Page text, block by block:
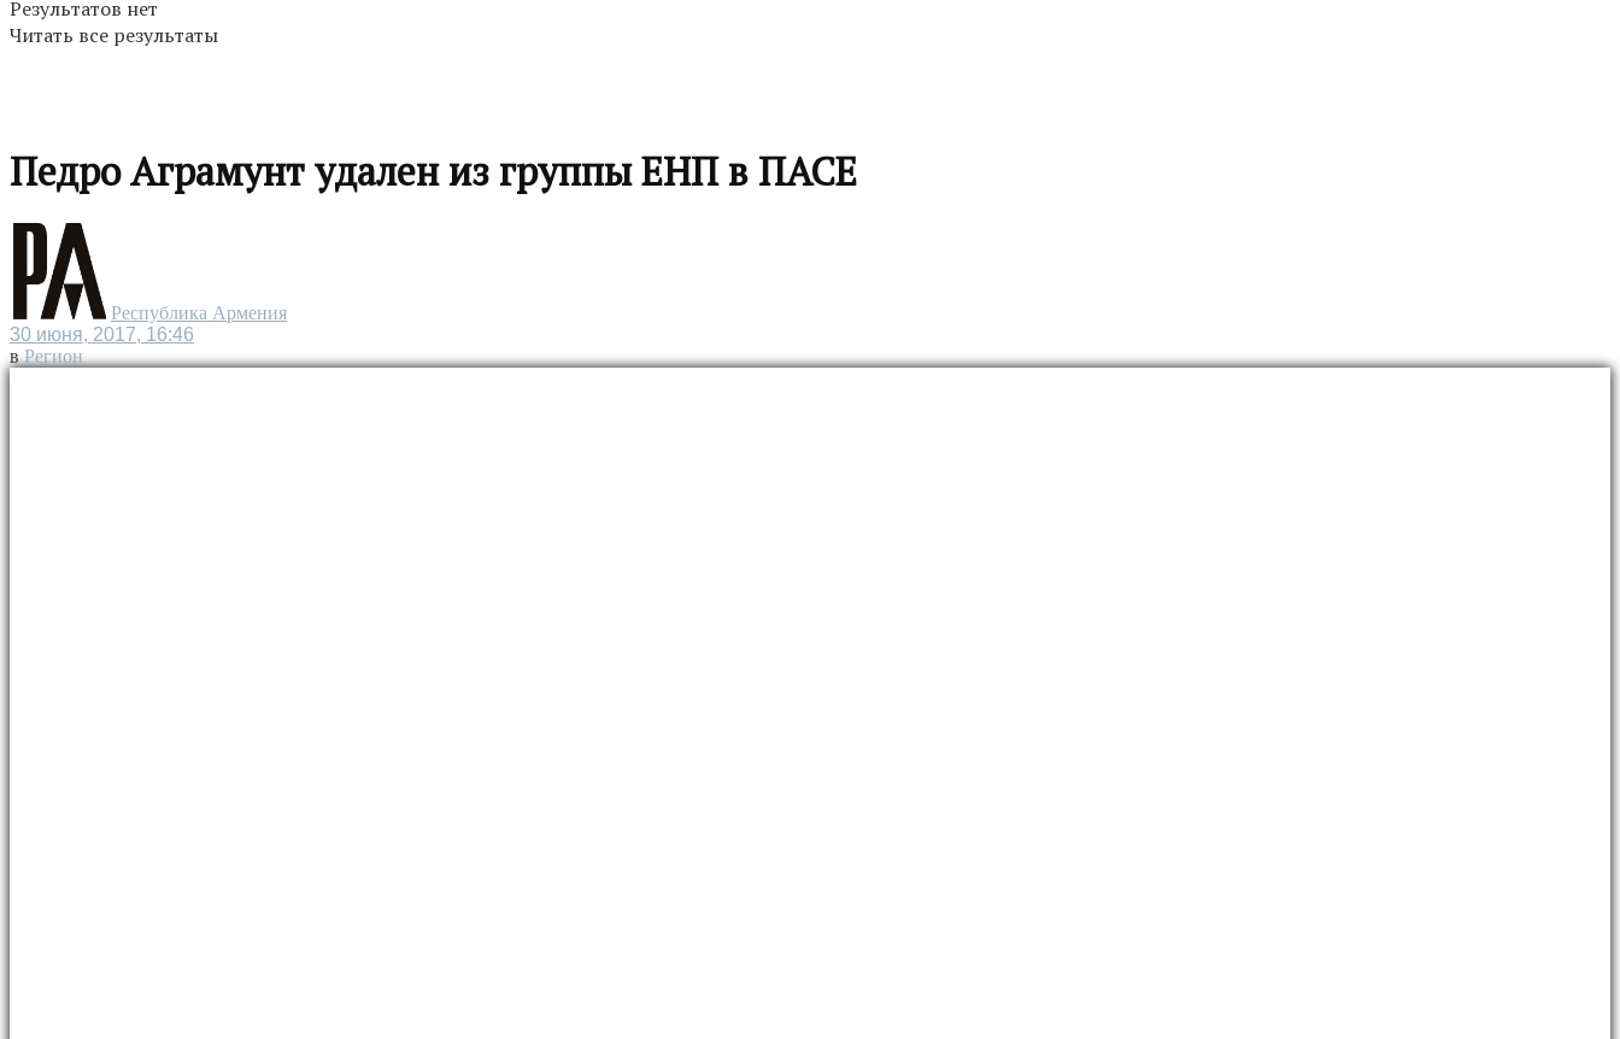
Результатов нет
Читать все результаты
Педро Аграмунт удален из группы ЕНП в ПАСЕ
Республика Армения
30 июня, 2017, 16:46
в Регион